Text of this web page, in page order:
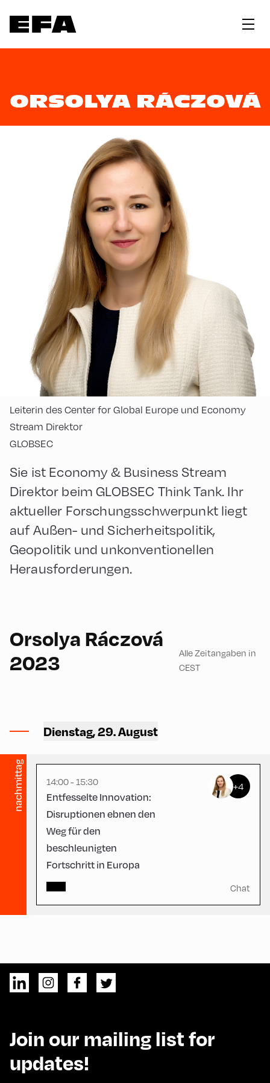
ORSOLYA RÁCZOVÁ
Leiterin des Center for Global Europe und Economy
Stream Direktor
GLOBSEC
Sie ist Economy & Business Stream
Direktor beim GLOBSEC Think Tank. Ihr
aktueller Forschungsschwerpunkt liegt
auf Außen- und Sicherheitspolitik,
Geopolitik und unkonventionellen
Herausforderungen.
Orsolya Ráczová
2023
Alle Zeitangaben in
CEST
Dienstag, 29. August
nachmittag
Room
14:00 - 15:30
Entfesselte Innovation:
Disruptionen ebnen den
Weg für den
beschleunigten
Fortschritt in Europa
+4
Chat
Join our mailing list for
updates!